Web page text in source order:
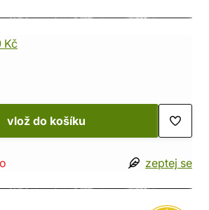
Kč
vlož do košíku
zeptej se